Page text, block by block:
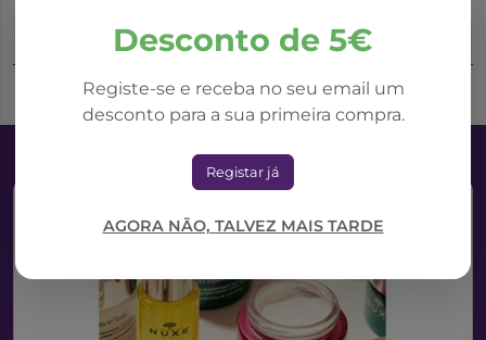
Desconto de 5€
Registe-se e receba no seu email um
desconto para a sua primeira compra.
Registar já
AGORA NÃO, TALVEZ MAIS TARDE
Adicionar ao Carrinho Adicionar ao Carrinho